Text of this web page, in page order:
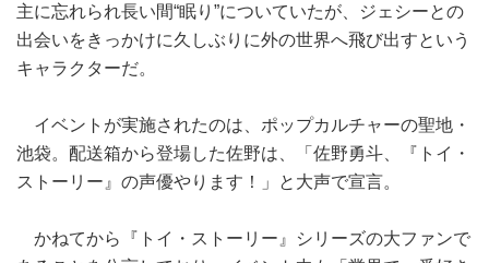
主に忘れられ長い間“眠り”についていたが、ジェシーとの
出会いをきっかけに久しぶりに外の世界へ飛び出すという
キャラクターだ。
イベントが実施されたのは、ポップカルチャーの聖地・
池袋。配送箱から登場した佐野は、「佐野勇斗、『トイ・
ストーリー』の声優やります！」と大声で宣言。
かねてから『トイ・ストーリー』シリーズの大ファンで